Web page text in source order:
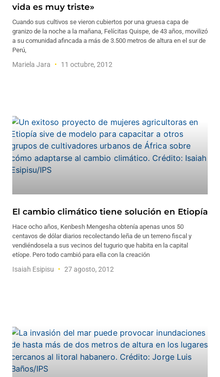
vida es muy triste»
Cuando sus cultivos se vieron cubiertos por una gruesa capa de
granizo de la noche a la mañana, Felícitas Quispe, de 43 años, movilizó
a su comunidad afincada a más de 3.500 metros de altura en el sur de
Perú,
Mariela Jara 11 octubre, 2012
El cambio climático tiene solución en Etiopía
Hace ocho años, Kenbesh Mengesha obtenía apenas unos 50
centavos de dólar diarios recolectando leña de un terreno fiscal y
vendiéndosela a sus vecinos del tugurio que habita en la capital
etíope. Pero todo cambió para ella con la creación
Isaiah Esipisu 27 agosto, 2012